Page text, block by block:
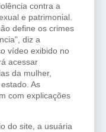
contra a
e patrimonial.
define os crimes
diz a
vídeo exibido no
acessar
da mulher,
As
com explicações
do site, a usuária